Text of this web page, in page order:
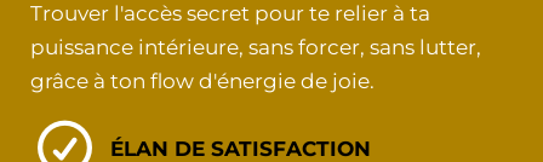
Trouver l'accès secret pour te relier à ta
puissance intérieure, sans forcer, sans lutter,
grâce à ton flow d'énergie de joie.
ÉLAN DE SATISFACTION